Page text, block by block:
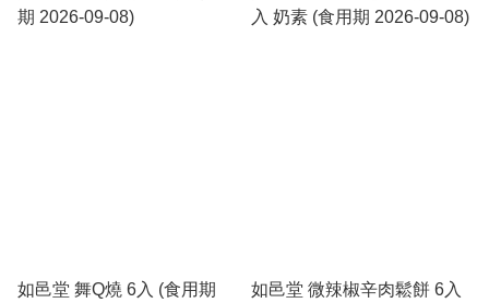
期 2026-09-08)
入 奶素 (食用期 2026-09-08)
如邑堂 舞Q燒 6入 (食用期
如邑堂 微辣椒辛肉鬆餅 6入